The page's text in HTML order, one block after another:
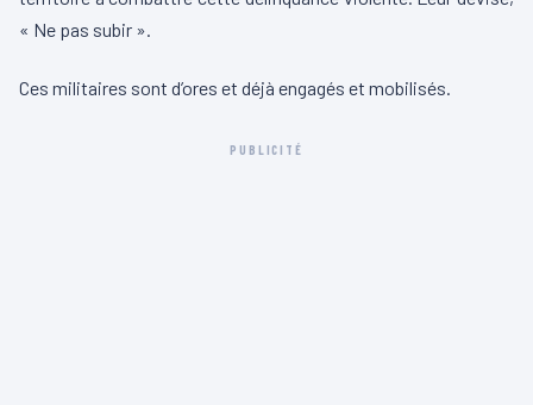
« Ne pas subir ».
Ces militaires sont d’ores et déjà engagés et mobilisés.
PUBLICITÉ